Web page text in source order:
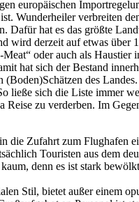
europäischen
Wunderheiler verbreiten
Dafür hat es das größte
wird derzeit auf etwas
oder auch als
hat sich der Bestand
des
ließe sich die Liste immer
zu verderben. Im
die Zufahrt zum Flughafen
Touristen aus dem
denn es ist stark
Stil, bietet außer einem